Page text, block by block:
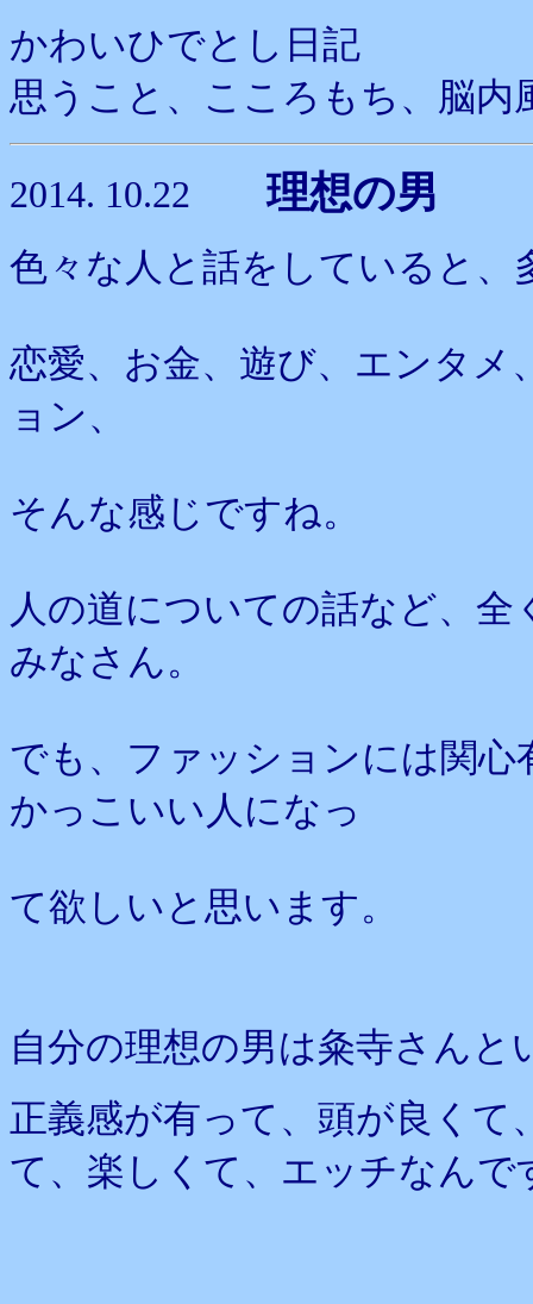
かわいひでとし日記
思うこと、こころもち、脳内
2014. 10.22理想の男
色々な人と話をしていると
恋愛、お金、遊び、エンタ
ョン、
そんな感じですね。
人の道についての話など、
みなさん。
でも、ファッションには関
かっこいい人になっ
て欲しいと思います。
自分の理想の男は粂寺さんと
正義感が有って、頭が良くて
て、楽しくて、エッチなんで